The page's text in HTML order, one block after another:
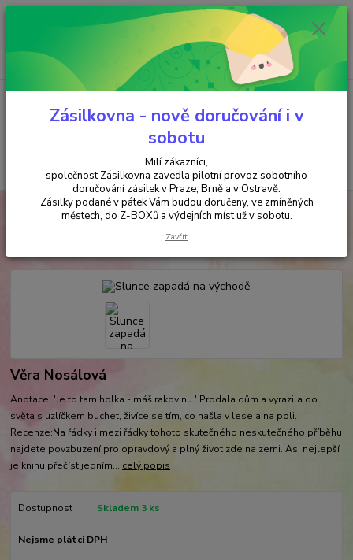
Minimální hodnota objednávky je 200 kč. Při nákupu nad 2000,- Kč je
požadována platba předem na účet.
Menu
+420 737 737 037
(Po-Pá, 9-18 hod.)
za
KNIHY & KARTY Slunce zapadá na východě
Slunce zapadá na východě
Věra Nosálová
Anotace: 'Je to tam holka - máš rakovinu.' Prodala dům a vyrazila do
světa s uzlíčkem buchet, živíce se tím, co našla v lese a na poli.
Recenze:Na řádky i mezi řádky tohoto skutečného neskutečného příběhu
najdete povzbuzení pro opravdový a plný život zde na zemi. Asi nejlepší
je knihu přečíst jedním... celý popis
Dostupnost Skladem 3 ks
Nejsme plátci DPH
Zásilkovna - nově doručování i v
sobotu
Milí zákazníci,
společnost Zásilkovna zavedla pilotní provoz sobotního
doručování zásilek v Praze, Brně a v Ostravě.
Zásilky podané v pátek Vám budou doručeny, ve zmíněných
městech, do Z-BOXů a výdejních míst už v sobotu.
Zavřít